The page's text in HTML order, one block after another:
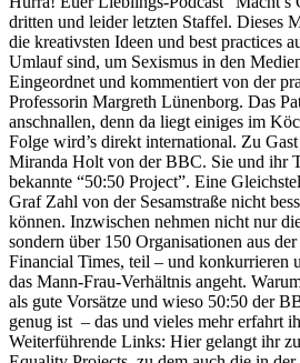
dritten und leider letzten Staffel. Dieses
die kreativsten Ideen und best practices
Umlauf sind, um Sexismus in den
Eingeordnet und kommentiert von der
Professorin Margreth Lünenborg. Das
anschnallen, denn da liegt einiges im
Folge wird’s direkt international. Zu
Miranda Holt von der BBC. Sie und ihr
bekannte “50:50 Project”. Eine
Graf Zahl von der Sesamstraße nicht
können. Inzwischen nehmen nicht nur
sondern über 150 Organisationen aus
Financial Times, teil – und konkurrieren
das Mann-Frau-Verhältnis angeht.
als gute Vorsätze und wieso 50:50 der
genug ist – das und vieles mehr erfahrt
Weiterführende Links: Hier gelangt ihr